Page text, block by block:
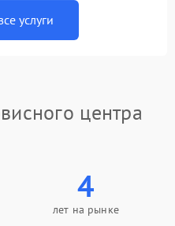
услуги
центра
4
лет на рынке